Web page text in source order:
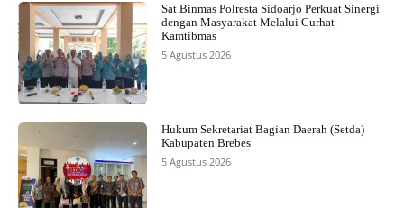
Sat Binmas Polresta Sidoarjo Perkuat Sinergi
dengan Masyarakat Melalui Curhat
Kamtibmas
5 Agustus 2026
Hukum Sekretariat Bagian Daerah (Setda)
Kabupaten Brebes
5 Agustus 2026